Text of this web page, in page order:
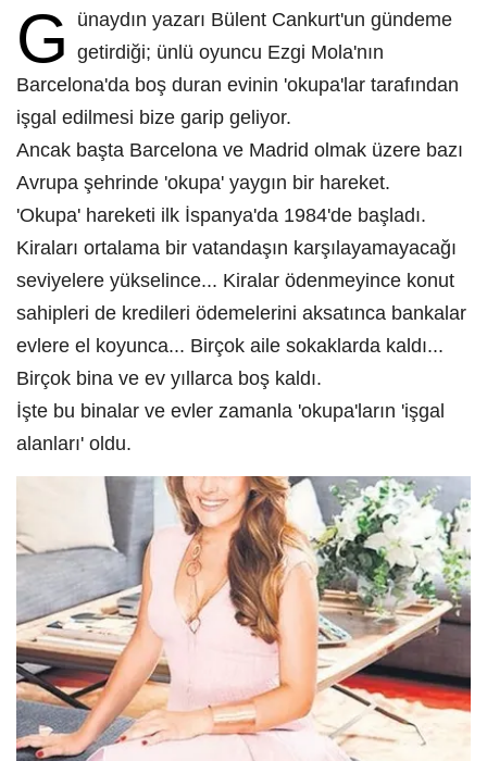
G
ünaydın yazarı Bülent Cankurt'un gündeme
getirdiği; ünlü oyuncu Ezgi Mola'nın
Barcelona'da boş duran evinin 'okupa'lar tarafından
işgal edilmesi bize garip geliyor.
Ancak başta Barcelona ve Madrid olmak üzere bazı
Avrupa şehrinde 'okupa' yaygın bir hareket.
'Okupa' hareketi ilk İspanya'da 1984'de başladı.
Kiraları ortalama bir vatandaşın karşılayamayacağı
seviyelere yükselince... Kiralar ödenmeyince konut
sahipleri de kredileri ödemelerini aksatınca bankalar
evlere el koyunca... Birçok aile sokaklarda kaldı...
Birçok bina ve ev yıllarca boş kaldı.
İşte bu binalar ve evler zamanla 'okupa'ların 'işgal
alanları' oldu.